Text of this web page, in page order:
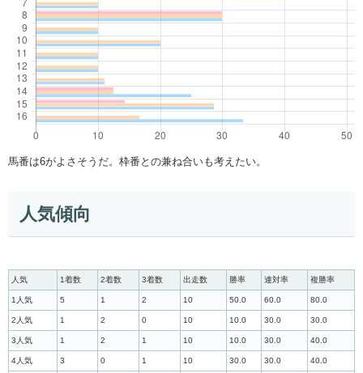
馬番は6がよさそうだ。枠番との兼ね合いも考えたい。
人気傾向
人気 1着数 2着数 3着数 出走数 勝率 連対率 複勝率
1人気 5 1 2 10 50.0 60.0 80.0
2人気 1 2 0 10 10.0 30.0 30.0
3人気 1 2 1 10 10.0 30.0 40.0
4人気 3 0 1 10 30.0 30.0 40.0